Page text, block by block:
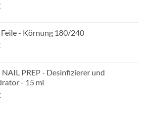
- Körnung 180/240
NAIL PREP - Desinfizierer und
- 15 ml